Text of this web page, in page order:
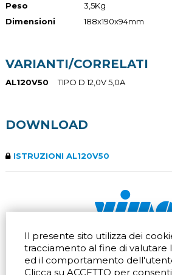
Il presente sito utilizza dei
tracciamento al fine di valutare
ed il comportamento
Clicca su ACCETTO per
Peso
3,5Kg
Dimensioni
188x190x94mm
VARIANTI/CORRELATI
AL120V50 TIPO D 12,0V 5,0A
DOWNLOAD
ISTRUZIONI AL120V50
Via dell'artigianato 32Q
20865 Usmate Velate (MB)
Indicazioni Stradali